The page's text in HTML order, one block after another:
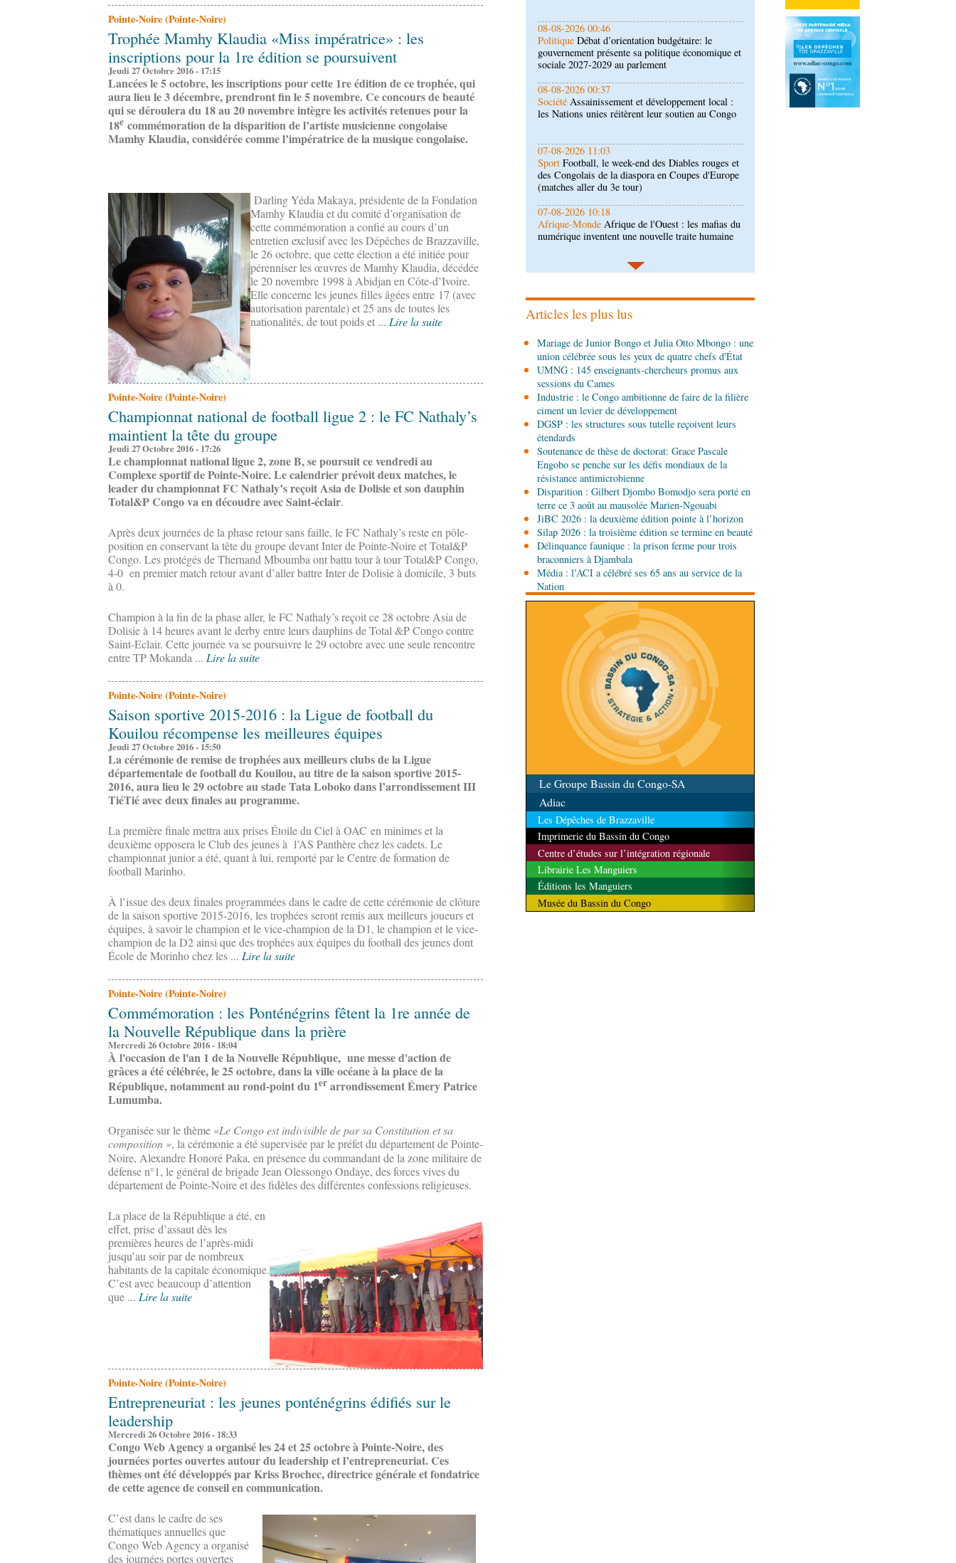
Pointe-Noire (Pointe-Noire)
Trophée Mamhy Klaudia «Miss impératrice» : les
inscriptions pour la 1re édition se poursuivent
Jeudi 27 Octobre 2016 - 17:15
Lancées le 5 octobre, les inscriptions pour cette 1re édition de ce trophée, qui
aura lieu le 3 décembre, prendront fin le 5 novembre. Ce concours de beauté
qui se déroulera du 18 au 20 novembre intègre les activités retenues pour la
18e commémoration de la disparition de l’artiste musicienne congolaise
Mamhy Klaudia, considérée comme l’impératrice de la musique congolaise.
Darling Yéda Makaya, présidente de la Fondation
Mamhy Klaudia et du comité d’organisation de
cette commémoration a confié au cours d’un
entretien exclusif avec les Dépêches de Brazzaville,
le 26 octobre, que cette élection a été initiée pour
pérenniser les œuvres de Mamhy Klaudia, décédée
le 20 novembre 1998 à Abidjan en Côte-d’Ivoire.
Elle concerne les jeunes filles âgées entre 17 (avec
autorisation parentale) et 25 ans de toutes les
nationalités, de tout poids et ... Lire la suite
Pointe-Noire (Pointe-Noire)
Championnat national de football ligue 2 : le FC Nathaly’s
maintient la tête du groupe
Jeudi 27 Octobre 2016 - 17:26
Le championnat national ligue 2, zone B, se poursuit ce vendredi au
Complexe sportif de Pointe-Noire. Le calendrier prévoit deux matches, le
leader du championnat FC Nathaly’s reçoit Asia de Dolisie et son dauphin
Total&P Congo va en découdre avec Saint-éclair.
Après deux journées de la phase retour sans faille, le FC Nathaly’s reste en pôle-
position en conservant la tête du groupe devant Inter de Pointe-Noire et Total&P
Congo. Les protégés de Thernand Mboumba ont battu tour à tour Total&P Congo,
4-0 en premier match retour avant d’aller battre Inter de Dolisie à domicile, 3 buts
à 0.
Champion à la fin de la phase aller, le FC Nathaly’s reçoit ce 28 octobre Asia de
Dolisie à 14 heures avant le derby entre leurs dauphins de Total &P Congo contre
Saint-Eclair. Cette journée va se poursuivre le 29 octobre avec une seule rencontre
entre TP Mokanda ... Lire la suite
Pointe-Noire (Pointe-Noire)
Saison sportive 2015-2016 : la Ligue de football du
Kouilou récompense les meilleures équipes
Jeudi 27 Octobre 2016 - 15:50
La cérémonie de remise de trophées aux meilleurs clubs de la Ligue
départementale de football du Kouilou, au titre de la saison sportive 2015-
2016, aura lieu le 29 octobre au stade Tata Loboko dans l’arrondissement III
TiéTié avec deux finales au programme.
La première finale mettra aux prises Étoile du Ciel à OAC en minimes et la
deuxième opposera le Club des jeunes à l’AS Panthère chez les cadets. Le
championnat junior a été, quant à lui, remporté par le Centre de formation de
football Marinho.
À l’issue des deux finales programmées dans le cadre de cette cérémonie de clôture
de la saison sportive 2015-2016, les trophées seront remis aux meilleurs joueurs et
équipes, à savoir le champion et le vice-champion de la D1, le champion et le vice-
champion de la D2 ainsi que des trophées aux équipes du football des jeunes dont
École de Morinho chez les ... Lire la suite
Pointe-Noire (Pointe-Noire)
Commémoration : les Ponténégrins fêtent la 1re année de
la Nouvelle République dans la prière
Mercredi 26 Octobre 2016 - 18:04
À l'occasion de l'an 1 de la Nouvelle République, une messe d'action de
grâces a été célébrée, le 25 octobre, dans la ville océane à la place de la
République, notamment au rond-point du 1er arrondissement Émery Patrice
Lumumba.
Organisée sur le thème «Le Congo est indivisible de par sa Constitution et sa
composition », la cérémoniea été supervisée par le préfet du département de Pointe-
Noire, Alexandre Honoré Paka, en présence du commandant de la zone militaire de
défense n°1, le général de brigade Jean Olessongo Ondaye, des forces vives du
département de Pointe-Noire et des fidèles des différentes confessions religieuses.
La place de la République a été, en
effet, prise d’assaut dès les
premières heures de l’après-midi
jusqu’au soir par de nombreux
habitants de la capitale économique.
C’est avec beaucoup d’attention
que ... Lire la suite
Pointe-Noire (Pointe-Noire)
Entrepreneuriat : les jeunes ponténégrins édifiés sur le
leadership
Mercredi 26 Octobre 2016 - 18:33
Congo Web Agency a organisé les 24 et 25 octobre à Pointe-Noire, des
journées portes ouvertes autour du leadership et l’entrepreneuriat. Ces
thèmes ont été développés par Kriss Brochec, directrice générale et fondatrice
de cette agence de conseil en communication.
C’est dans le cadre de ses
thématiques annuelles que
Congo Web Agency a organisé
des journées portes ouvertes
08-08-2026 00:37
SociétéAssainissement et développement local :
les Nations unies réitèrent leur soutien au Congo
07-08-2026 11:03
SportFootball, le week-end des Diables rouges et
des Congolais de la diaspora en Coupes d'Europe
07-08-2026 10:18
Afrique-MondeAfrique de l'Ouest : les mafias du
numérique inventent une nouvelle traite humaine
07-08-2026 10:10
SportNzango: Sylvie Malonga élue présidente du
bureau exécutif d’Afis sport Pointe-Noire
06-08-2026 16:30
l'étranger à Brazzaville
ÉconomieAgriculture : Denis Sassou N'Guesso
lance la deuxième édition de la Grande foire
agricole du Congo
06-08-2026 15:10
SociétéUMNG : 145 enseignants-chercheurs
promus aux sessions du Cames
06-08-2026 15:00
Société Projet PSIPJ : des formateurs en
apprentissage
06-08-2026 15:00
Art-Culture-Média9e Grande rentrée littéraire de
Kinshasa : le Congo à l'honneur
06-08-2026 15:00
ÉconomieDeuxième édition de la Gfac : le défi
d’offrir à la nation des produits alimentaires de
Articles les plus lus
Mariage de Junior Bongo et Julia Otto Mbongo : une
union célébrée sous les yeux de quatre chefs d'État
UMNG : 145 enseignants-chercheurs promus aux
sessions du Cames
Industrie : le Congo ambitionne de faire de la filière
ciment un levier de développement
DGSP : les structures sous tutelle reçoivent leurs
étendards
Soutenance de thèse de doctorat: Grace Pascale
Engobo se penche sur les défis mondiaux de la
résistance antimicrobienne
Disparition : Gilbert Djombo Bomodjo sera porté en
terre ce 3 août au mausolée Marien-Ngouabi
JiBC 2026 : la deuxième édition pointe à l’horizon
Silap 2026 : la troisième édition se termine en beauté
Délinquance faunique : la prison ferme pour trois
braconniers à Djambala
Média : l’ACI a célébré ses 65 ans au service de la
Nation
Le Groupe Bassin du Congo-SA
Adiac
Les Dépêches de Brazzaville
Imprimerie du Bassin du Congo
Centre d’études sur l’intégration régionale
Librairie Les Manguiers
Éditions les Manguiers
Musée du Bassin du Congo